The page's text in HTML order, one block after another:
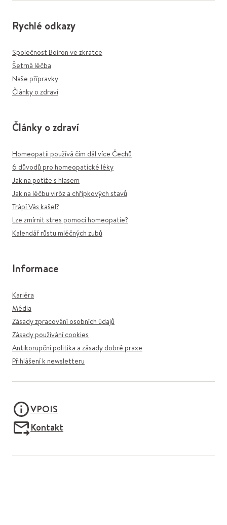
Rychlé odkazy
Společnost Boiron ve zkratce
Šetrná léčba
Naše přípravky
Články o zdraví
Články o zdraví
Homeopatii používá čím dál více Čechů
6 důvodů pro homeopatické léky
Jak na potíže s hlasem
Jak na léčbu viróz a chřipkových stavů
Trápí Vás kašel?
Lze zmírnit stres pomocí homeopatie?
Kalendář růstu mléčných zubů
Informace
Kariéra
Média
Zásady zpracování osobních údajů
Zásady používání cookies
Antikorupční politika a zásady dobré praxe
Přihlášení k newsletteru
VPOIS
Kontakt